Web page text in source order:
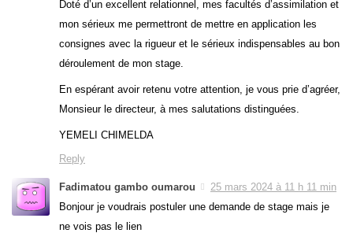
Doté d’un excellent relationnel, mes facultés d’assimilation et
mon sérieux me permettront de mettre en application les
consignes avec la rigueur et le sérieux indispensables au bon
déroulement de mon stage.
En espérant avoir retenu votre attention, je vous prie d’agréer,
Monsieur le directeur, à mes salutations distinguées.
YEMELI CHIMELDA
Reply
Fadimatou gambo oumarou
25 mars 2024 à 11 h 11 min
Bonjour je voudrais postuler une demande de stage mais je
ne vois pas le lien